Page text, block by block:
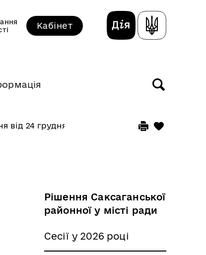
Кабінет
від 24 грудня 2019 року
Рішення Саксаганської
районної у місті ради
Сесії у 2026 році